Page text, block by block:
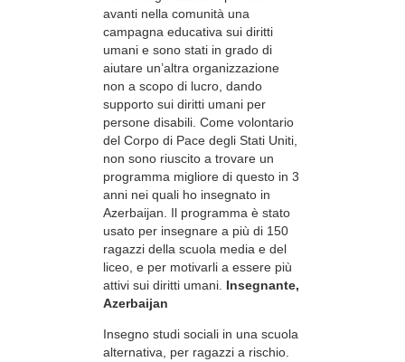
avanti nella comunità una
campagna educativa sui diritti
umani e sono stati in grado di
aiutare un’altra organizzazione
non a scopo di lucro, dando
supporto sui diritti umani per
persone disabili. Come volontario
del Corpo di Pace degli Stati Uniti,
non sono riuscito a trovare un
programma migliore di questo in 3
anni nei quali ho insegnato in
Azerbaijan. Il programma è stato
usato per insegnare a più di 150
ragazzi della scuola media e del
liceo, e per motivarli a essere più
attivi sui diritti umani. Insegnante,
Azerbaijan
Insegno studi sociali in una scuola
alternativa, per ragazzi a rischio.